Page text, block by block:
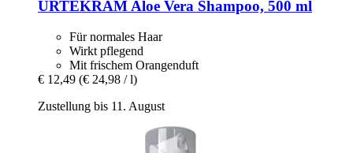
URTEKRAM Aloe Vera Shampoo, 500 ml
Für normales Haar
Wirkt pflegend
Mit frischem Orangenduft
€ 12,49 (€ 24,98 / l)
Zustellung bis 11. August